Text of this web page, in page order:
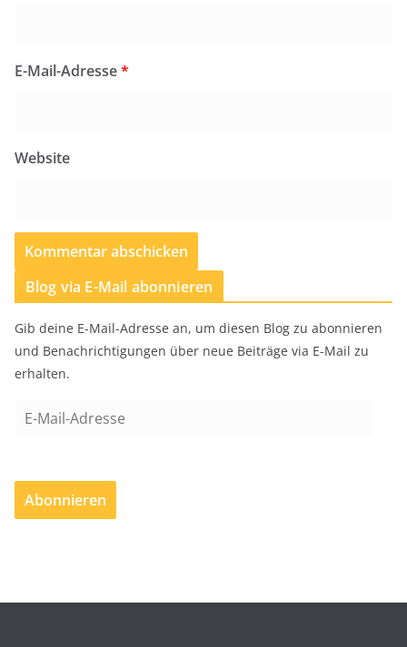
E-Mail-Adresse*
Website
Blog via E-Mail abonnieren
Gib deine E-Mail-Adresse an, um diesen Blog zu abonnieren
und Benachrichtigungen über neue Beiträge via E-Mail zu
erhalten.
a
l
Abonnieren